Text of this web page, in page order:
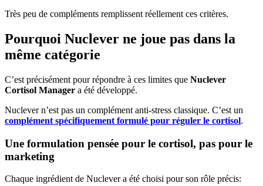
Très peu de compléments remplissent réellement ces critères.
Pourquoi Nuclever ne joue pas dans la
même catégorie
C’est précisément pour répondre à ces limites que Nuclever
Cortisol Manager a été développé.
Nuclever n’est pas un complément anti-stress classique. C’est un
complément spécifiquement formulé pour réguler le cortisol.
Une formulation pensée pour le cortisol, pas pour le
marketing
Chaque ingrédient de Nuclever a été choisi pour son rôle précis: